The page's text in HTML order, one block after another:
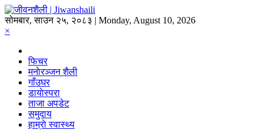
सोमबार, साउन २५, २०८३ | Monday, August 10, 2026
×
फिचर
मनाेरञ्जन शैली
गाँउघर
डायाेस्परा
ताजा अपडेट
समुदाय
हाम्राे स्वास्थ्य